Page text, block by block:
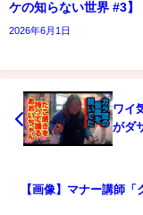
ケの知らない世界 #3】
2026年6月1日
ワイ
がダ
【画像】マナー講師